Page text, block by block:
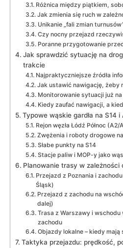
Różnica między piątkiem,
Jak zmienia się ruch w
Unikanie „fali zmian
Czy nocny przejazd
Poranne przygotowanie
Jak sprawdzić sytuację na
trakcie
Najpraktyczniejsze źródła
Jak ustawić nawigację, żeby
Monitorowanie sytuacji już
Kiedy zaufać nawigacji, a
Typowe wąskie gardła na S14
Rejon węzła Łódź Północ (A2/
Zwężenia i roboty drogowe
Słabe punkty na S14
Stacje paliw i MOP-y jako
Planowanie trasy w zależności
Przejazd z Poznania i
Śląsk)
Przejazd z zachodu na
dalej)
Trasa z Warszawy i wschodu
zachodu
Objazdy lokalne – kiedy mają
Taktyka przejazdu: prędkość,